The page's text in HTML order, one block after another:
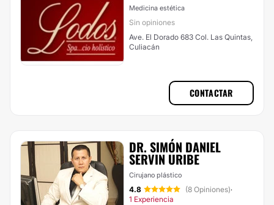
Medicina estética
Sin opiniones
Ave. El Dorado 683 Col. Las Quintas,
Culiacán
CONTACTAR
DR. SIMÓN DANIEL
SERVIN URIBE
Cirujano plástico
4.8 (8 Opiniones)·
1 Experiencia